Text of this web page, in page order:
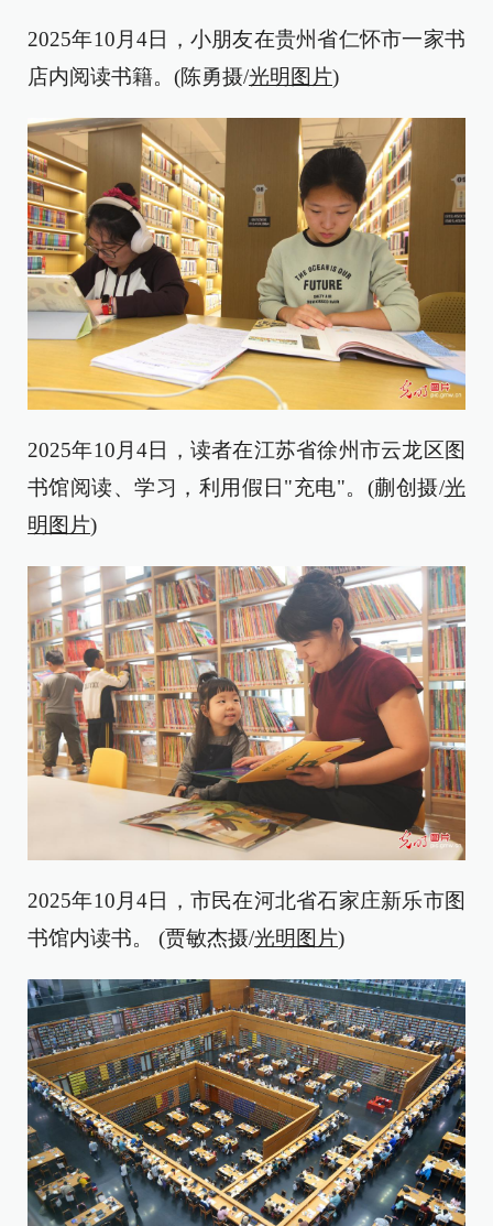
2025年10月4日，小朋友在贵州省仁怀市一家书
店内阅读书籍。(陈勇摄/光明图片)
2025年10月4日，读者在江苏省徐州市云龙区图
书馆阅读、学习，利用假日"充电"。(蒯创摄/光
明图片)
2025年10月4日，市民在河北省石家庄新乐市图
书馆内读书。 (贾敏杰摄/光明图片)